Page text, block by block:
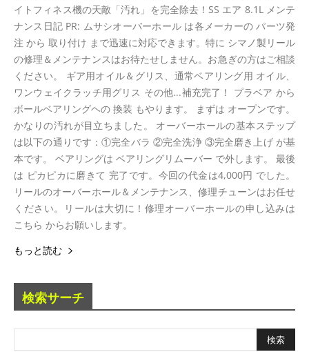
イトフィネス機の天敵「汚れ」を完全除去！SS エア 8.1L メンテ
ナンス日記 PR: ムサシオーバーホール は各メーカーの パーツ発
注 から 取り付け まで迅速に対応できます。特に シマノ製リール
の修理＆メンテナンスはお待たせしません。お急ぎの方はご相談
ください。 ギア用オイル＆グリス、通常ベアリング用 オイル、
ワンウェイクラッチ用グリス その他...補充完了！ プラベア から
ボールベアリングヘの 換装 もやります。 まずは オープンです。
かなりの汚れが目立ちました。 オーバーホールの基本ステップ
は以下の通りです：①完全バラ ②完全洗浄 ③完全磨き上げ が基
本です。 ベアリングは ベアリングリムーバー で外します。 最後
は ピカピカに磨きて 完了です。今回の代金は4,000円 でした。
リールのオーバーホール＆メンテナンス、修理チューンはお任せ
ください。リールは大切に！修理オーバーホールの申し込みは
こちら からお願いします。
もっと読む
検索サーチ